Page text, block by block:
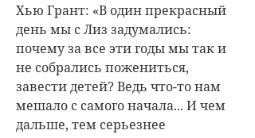
Хью Грант: «В один прекрасный
день мы с Лиз задумались:
почему за все эти годы мы так и
не собрались пожениться,
завести детей? Ведь что-то нам
мешало с самого начала... И чем
дальше, тем серьезнее